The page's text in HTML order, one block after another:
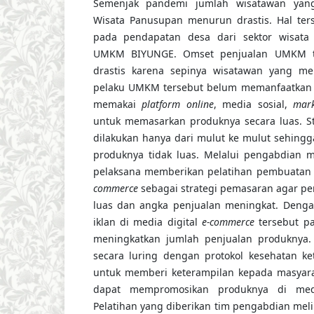
Semenjak pandemi jumlah wisatawan
Wisata Panusupan menurun drastis. Hal
pada pendapatan desa dari sektor
UMKM BIYUNGE. Omset penjualan
drastis karena sepinya wisatawan yang
pelaku UMKM tersebut belum
memakai platform online, media sosial,
untuk memasarkan produknya secara luas.
dilakukan hanya dari mulut ke mulut
produknya tidak luas. Melalui pengabdian
pelaksana memberikan pelatihan
commerce sebagai strategi pemasaran agar
luas dan angka penjualan meningkat.
iklan di media digital e-commercetersebut
meningkatkan jumlah penjualan
secara luring dengan protokol kesehatan
untuk memberi keterampilan kepada
dapat mempromosikan produknya di
Pelatihan yang diberikan tim pengabdian